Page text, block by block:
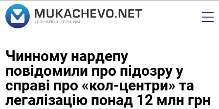
Чинному нардепу
повідомили про підозру у
справі про «кол-центри» та
легалізацію понад 12 млн грн